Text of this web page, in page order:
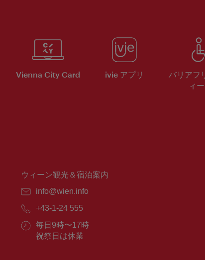
Vienna City Card ivie アプリ
バリアフ
ィ
ウィーン観光＆宿泊案内
E
ー
ル：
info@wien.info
電
話
番
号：
+43-1-24 555
営
業
毎日9時〜17時
祝祭日は休業